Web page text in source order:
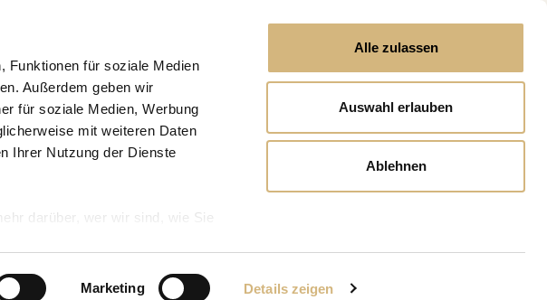
Funktionen für soziale Medien
Außerdem geben wir
für soziale Medien, Werbung
mit weiteren Daten
Ihrer Nutzung der Dienste
darüber, wer wir sind, wie Sie
Marketing Details zeigen
Alle zulassen
Auswahl erlauben
Ablehnen